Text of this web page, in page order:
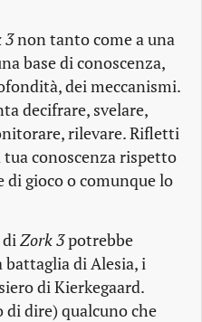
3non tanto come a una
base di conoscenza,
dei meccanismi.
decifrare, svelare,
rilevare. Rifletti
conoscenza rispetto
di gioco o comunque lo
diZork 3potrebbe
di Alesia, i
di Kierkegaard.
di dire) qualcuno che